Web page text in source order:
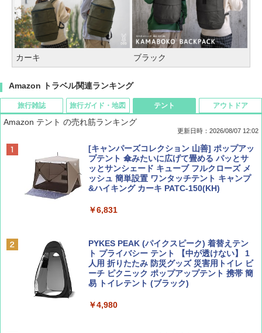
カーキ ブラック
Amazon トラベル関連ランキング
旅行雑誌
ディズニーファン ２０２６年 ９月号 [雑
誌] (ＤＩＳＮＥＹ ＦＡＮ)
￥713
￥1,500
旅行ガイド・地図
D40 地球の歩き方 チェンマイ タイ北部の魅
力的な町 2026～2027 地球の歩き方D アジア
￥2,079
￥2,479
テント
Amazon テント の売れ筋ランキング
更新日時：2026/08/07 12:02
[キャンパーズコレクション 山善] ポップアッ
プテント 傘みたいに広げて畳める パッとサ
ッとサンシェード キューブ フルクローズ メ
ッシュ 簡単設置 ワンタッチテント キャンプ
&ハイキング カーキ PATC-150(KH)
￥6,831
PYKES PEAK (パイクスピーク) 着替えテン
ト プライバシー テント 【中が透けない】 1
人用 折りたたみ 防災グッズ 災害用トイレ ビ
ーチ ピクニック ポップアップテント 携帯 簡
易 トイレテント (ブラック)
￥4,980
アウトドア